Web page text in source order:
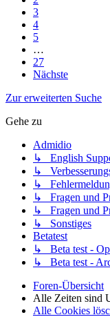
3
4
5
…
27
Nächste
Zur erweiterten Suche
Gehe zu
Admidio
↳ English
↳
↳
↳ Fragen und
↳ Fragen und
↳ Sonstiges
Betatest
↳ Beta test -
↳ Beta test -
Foren-Übersicht
Alle Zeiten sind
Alle Cookies